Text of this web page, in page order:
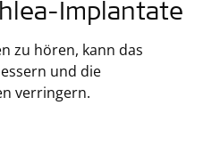
Implantate
zu hören, kann das
und die
verringern.